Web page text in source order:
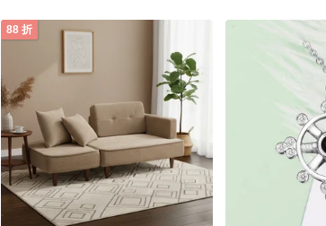
88 折